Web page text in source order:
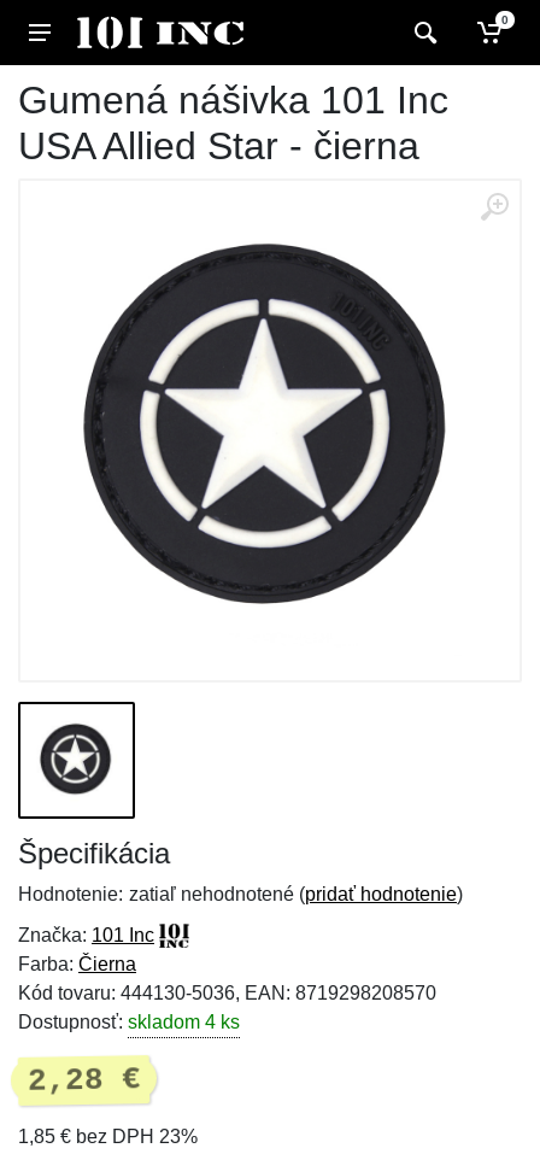
0
Gumená nášivka 101 Inc
USA Allied Star - čierna
Špecifikácia
Hodnotenie: zatiaľ nehodnotené (pridať hodnotenie)
Značka: 101 Inc
Farba: Čierna
Kód tovaru: 444130-5036, EAN: 8719298208570
Dostupnosť: skladom 4 ks
2,28 €
1,85 € bez DPH 23%